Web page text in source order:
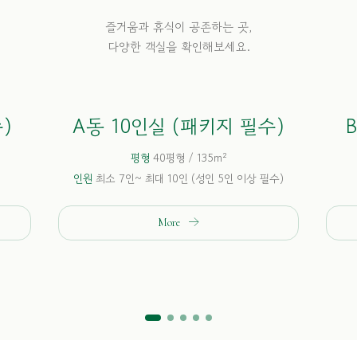
즐거움과 휴식이 공존하는 곳,
다양한 객실을 확인해보세요.
A동 10인실 (패키지 필수)
평형 40평형 / 135m²
인원 최소 7인~ 최대 10인 (성인 5인 이상 필수)
More